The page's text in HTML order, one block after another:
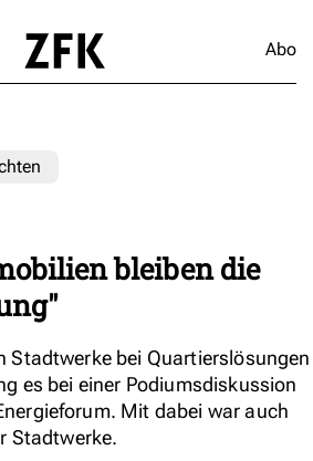
Abo
bleiben die
Stadtwerke bei Quartierslösungen
es bei einer Podiumsdiskussion
Mit dabei war auch
Stadtwerke.